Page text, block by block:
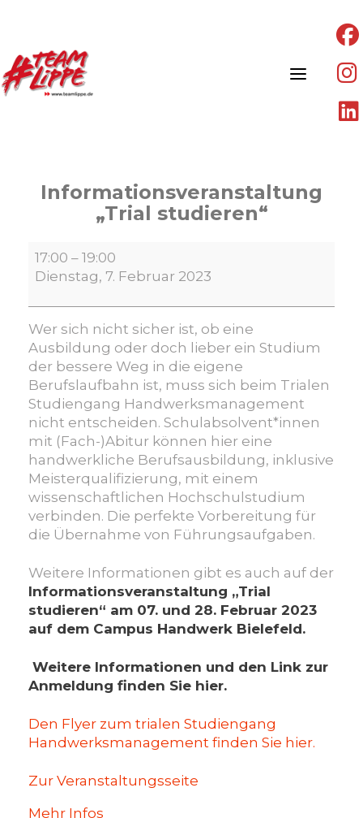
Informationsveranstaltung
„Trial studieren“
Informationsveranstaltung
„Trial
studieren“
17:00 – 19:00
Dienstag, 7. Februar 2023
Wer sich nicht sicher ist, ob eine
Ausbildung oder doch lieber ein Studium
der bessere Weg in die eigene
Berufslaufbahn ist, muss sich beim Trialen
Studiengang Handwerksmanagement
nicht entscheiden. Schulabsolvent*innen
mit (Fach-)Abitur können hier eine
handwerkliche Berufsausbil­dung, inklusive
Meisterqualifizierung, mit einem
wissenschaft­lichen Hochschulstudium
verbinden. Die perfekte Vorbereitung für
die Übernahme von Führungsaufgaben.
Weitere Informationen gibt es auch auf der
Informationsveranstaltung „Trial
studieren“ am 07. und 28. Februar 2023
auf dem Campus Handwerk Bielefeld.
Weitere Informationen und den Link zur
Anmeldung finden Sie hier.
Den Flyer zum trialen Studiengang
Handwerksmanagement finden Sie hier.
Zur Veranstaltungsseite
Mehr Infos